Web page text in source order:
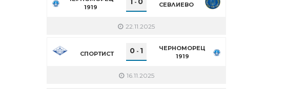
1919
- СЕВЛИЕВО
22.11.2025
СПОРТИСТ 0 - 1
ЧЕРНОМОРЕЦ
1919
16.11.2025